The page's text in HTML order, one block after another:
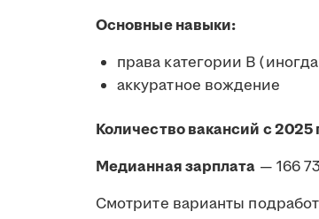
Основные навыки:
права категории B
аккуратное вождение
Количество вакансий с 2025
Медианная зарплата — 166
Смотрите варианты